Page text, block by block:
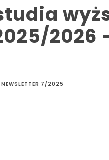
2026
NEWSLETTER 7/2025